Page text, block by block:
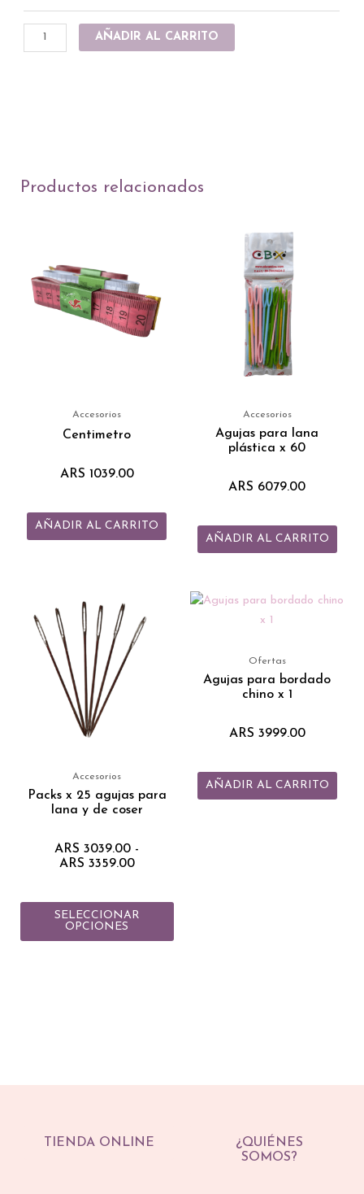
AÑADIR AL CARRITO
Productos relacionados
Accesorios
Centimetro
ARS 1039.00
AÑADIR AL CARRITO
Accesorios
Agujas para lana
plástica x 60
ARS 6079.00
AÑADIR AL CARRITO
Accesorios
Packs x 25 agujas para
lana y de coser
ARS 3039.00 -
ARS 3359.00
precios:
desde
ARS 3359.00
SELECCIONAR
OPCIONES
Este
variantes.
elegir
Ofertas
Agujas para bordado
chino x 1
ARS 3999.00
AÑADIR AL CARRITO
TIENDA ONLINE
¿QUIÉNES
SOMOS?